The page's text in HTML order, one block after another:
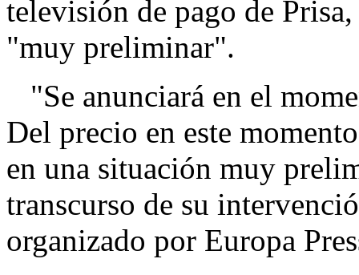
televisión de pago de
"muy preliminar".
"Se anunciará en el
Del precio en este
en una situación muy
transcurso de su
organizado por Europa